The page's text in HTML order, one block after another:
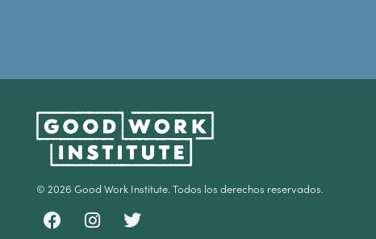
© 2026 Good Work Institute. Todos los derechos reservados.